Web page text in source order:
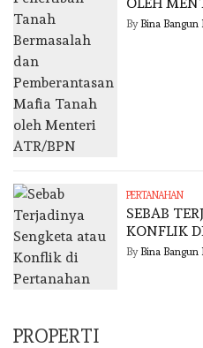
By Bina Bangun
PERTANAHAN
SEBAB
KONFLIK
By Bina Bangun
PROPERTI